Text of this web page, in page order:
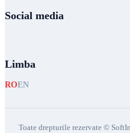
Social media
Limba
ROEN
Toate drepturile rezervate ©